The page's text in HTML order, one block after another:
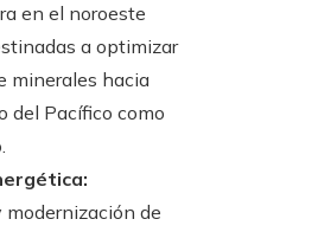
en el noroeste
a optimizar
minerales hacia
del Pacífico como
de